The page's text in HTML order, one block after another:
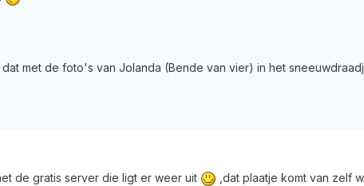
dat met de foto's van Jolanda (Bende van vier) in het
de gratis server die ligt er weer uit ,dat plaatje komt van zelf